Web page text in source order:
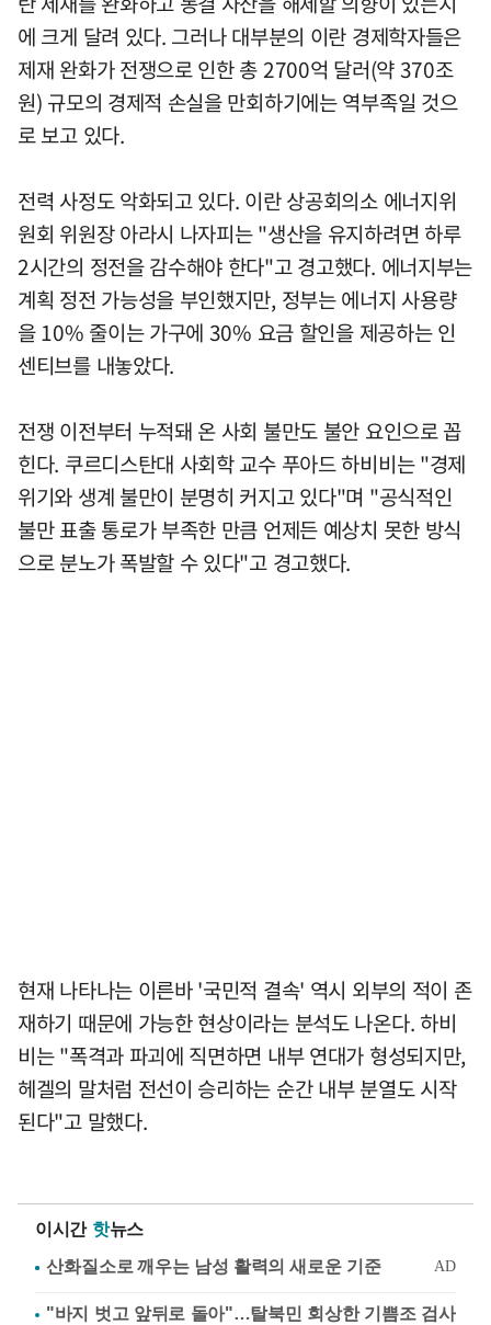
에 크게 달려 있다. 그러나 대부분의 이란 경제학자들은
제재 완화가 전쟁으로 인한 총 2700억 달러(약 370조
원) 규모의 경제적 손실을 만회하기에는 역부족일 것으
로 보고 있다.
전력 사정도 악화되고 있다. 이란 상공회의소 에너지위
원회 위원장 아라시 나자피는 "생산을 유지하려면 하루
2시간의 정전을 감수해야 한다"고 경고했다. 에너지부는
계획 정전 가능성을 부인했지만, 정부는 에너지 사용량
을 10% 줄이는 가구에 30% 요금 할인을 제공하는 인
센티브를 내놓았다.
전쟁 이전부터 누적돼 온 사회 불만도 불안 요인으로 꼽
힌다. 쿠르디스탄대 사회학 교수 푸아드 하비비는 "경제
위기와 생계 불만이 분명히 커지고 있다"며 "공식적인
불만 표출 통로가 부족한 만큼 언제든 예상치 못한 방식
으로 분노가 폭발할 수 있다"고 경고했다.
현재 나타나는 이른바 '국민적 결속' 역시 외부의 적이 존
재하기 때문에 가능한 현상이라는 분석도 나온다. 하비
비는 "폭격과 파괴에 직면하면 내부 연대가 형성되지만,
헤겔의 말처럼 전선이 승리하는 순간 내부 분열도 시작
된다"고 말했다.
이시간 핫뉴스
"바지 벗고 앞뒤로 돌아"…탈북민 회상한 기쁨조 검사